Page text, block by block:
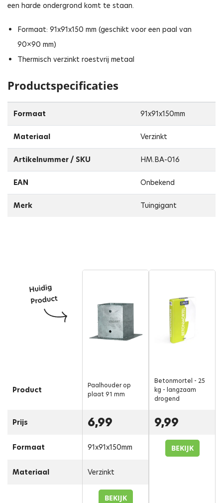
een harde ondergrond komt te staan.
Formaat: 91x91x150 mm (geschikt voor een paal van
90×90 mm)
Thermisch verzinkt roestvrij metaal
Productspecificaties
Formaat 91x91x150mm
Materiaal Verzinkt
Artikelnummer / SKU HM.BA-016
EAN Onbekend
Merk Tuingigant
Product
Prijs
Formaat
Materiaal
Paalhouder op
plaat 91 mm
6,99
91x91x150mm
Verzinkt
BEKIJK
Betonmortel - 25
kg - langzaam
drogend
9,99
BEKIJK